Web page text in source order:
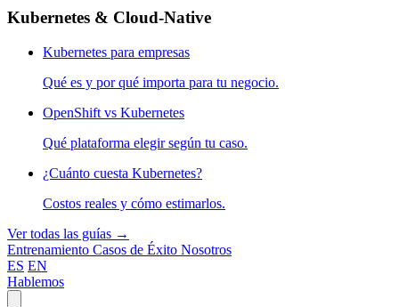
Kubernetes & Cloud-Native
Kubernetes para empresas
Qué es y por qué importa para tu negocio.
OpenShift vs Kubernetes
Qué plataforma elegir según tu caso.
¿Cuánto cuesta Kubernetes?
Costos reales y cómo estimarlos.
Ver todas las guías →
Entrenamiento Casos de Éxito Nosotros
ES EN
Hablemos